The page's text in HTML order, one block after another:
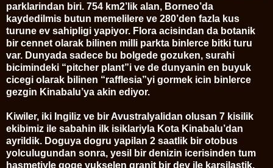
parklarindan biri. 754 km2’lik alan, Borneo’da
kaydedilmis butun memelilere ve 280’den fazla kus
turune ev sahipligi yapiyor. Flora acisindan da botanik
bir cennet olarak bilinen milli parkta binlerce bitki turu
var. Dunyada sadece bu bolgede gozuken, surahi
bicimindeki “pitcher plant”i ve de dunyanin en buyuk
cicegi olarak bilinen “rafflesia”yi gormek icin binlerce
gezgin Kinabalu’ya akin ediyor.
Kiwiler, iki Ingiliz ve bir Avustralyalidan olusan 7 kisilik
ekibimiz ile sabahin ilk isiklariyla Kota Kinabalu’dan
ayrildik. Doguya dogru yapilan 2 saatlik bir otobus
yolculugundan sonra, yesil bir denizin icerisinden tum
hasmetiyle goge yukselen granit bir dev ile karsilastik.